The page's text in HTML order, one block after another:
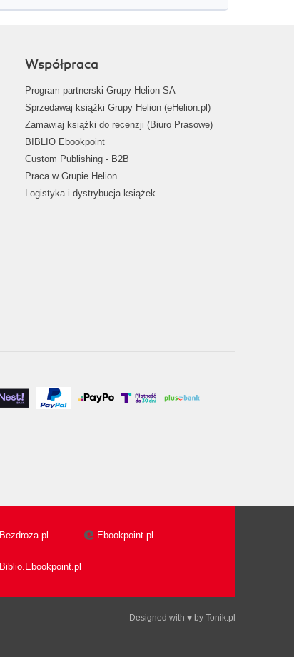
Współpraca
Program partnerski Grupy Helion SA
Sprzedawaj książki Grupy Helion (eHelion.pl)
Zamawiaj książki do recenzji (Biuro Prasowe)
BIBLIO Ebookpoint
Custom Publishing - B2B
Praca w Grupie Helion
Logistyka i dystrybucja książek
Bezdroza.pl Ebookpoint.pl
Biblio.Ebookpoint.pl
Designed with ♥ by Tonik.pl